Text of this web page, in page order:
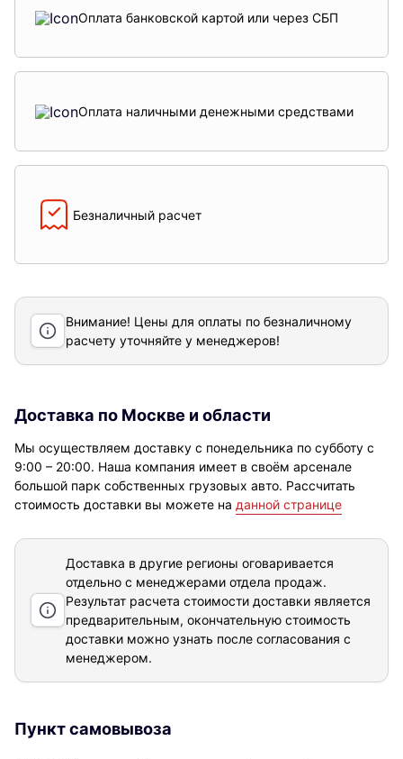
Оплата банковской картой или через СБП
Оплата наличными денежными средствами
Безналичный расчет
Внимание! Цены для оплаты по безналичному
расчету уточняйте у менеджеров!
Доставка по Москве и области
Мы осуществляем доставку с понедельника по субботу с
9:00 – 20:00. Наша компания имеет в своём арсенале
большой парк собственных грузовых авто. Рассчитать
стоимость доставки вы можете на данной странице
Доставка в другие регионы оговаривается
отдельно с менеджерами отдела продаж.
Результат расчета стоимости доставки является
предварительным, окончательную стоимость
доставки можно узнать после согласования с
менеджером.
Пункт самовывоза